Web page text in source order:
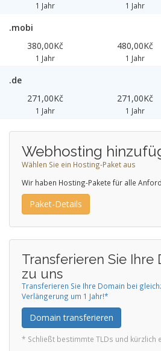
1 Jahr 1 Jahr
.mobi
380,00Kč
1 Jahr
480,00Kč
1 Jahr
.de
271,00Kč
1 Jahr
271,00Kč
1 Jahr
Webhosting
Wählen Sie ein Hosting-Paket aus
Wir haben Hosting-Pakete für alle
Paket-Details
Transferieren Sie Ihre
zu uns
Transferieren Sie Ihre Domain bei
Verlängerung um 1 Jahr!*
Domain transferieren
* Schließt bestimmte TLDs und kürzlich